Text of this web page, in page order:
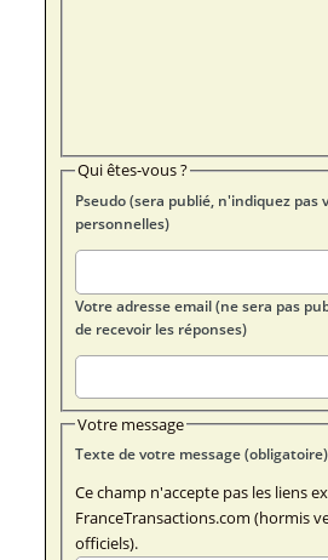
Qui êtes-vous ?
Pseudo (sera publié, n'indiquez pas
personnelles)
Votre adresse email (ne sera pas
de recevoir les réponses)
Votre message
Texte de votre message (obligatoire)
Ce champ n'accepte pas les liens
FranceTransactions.com (hormis
officiels).